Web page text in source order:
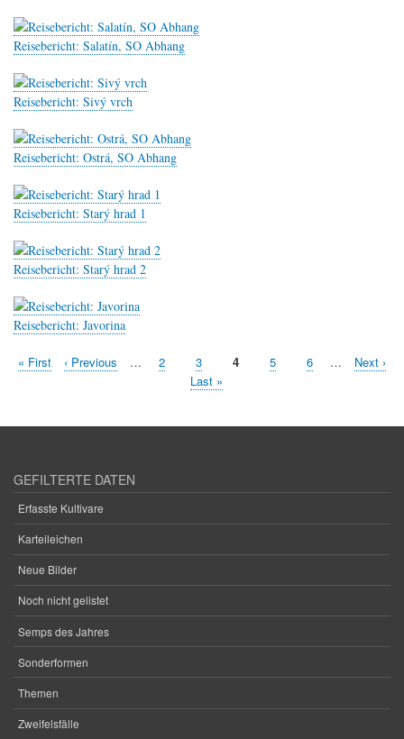
Reisebericht: Salatín, SO Abhang
Reisebericht: Sivý vrch
Reisebericht: Ostrá, SO Abhang
Reisebericht: Starý hrad 1
Reisebericht: Starý hrad 2
Reisebericht: Javorina
Seitennummerierung
Erste
« First
Vorherige
‹ Previous … Seite
2 Seite
3
Aktuelle
4 Seite
5 Seite
6 …
Nächste
Next ›
Letzte
Last »
GEFILTERTE DATEN
Erfasste Kultivare
Karteileichen
Neue Bilder
Noch nicht gelistet
Semps des Jahres
Sonderformen
Themen
Zweifelsfälle